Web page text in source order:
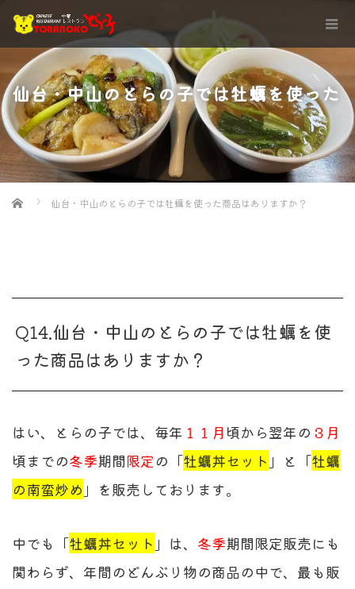
仙台・中山のとらの子では牡蠣を使った
Home 仙台・中山のとらの子では牡蠣を使った商品はありますか？
Q14.仙台・中山のとらの子では牡蠣を使
った商品はありますか？
はい、とらの子では、毎年 １１月 頃から翌年の ３月
頃までの冬季期間限定の「牡蠣丼セット 」と「牡蠣
の南蛮炒め 」を販売しております。
中でも「牡蠣丼セット 」は、 冬季期間限定販売にも
関わらず、年間のどんぶり物の商品の中で、最も販